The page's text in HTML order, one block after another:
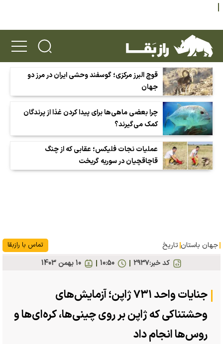
قوچ البرز مرکزی؛ گوسفند وحشی ایران در مرز دو
جهان
چرا بعضی ماهی‌ها برای پیدا کردن غذا از پرندگان
کمک می‌گیرند؟
عملیات نجات فلیکس؛ عقابی که از چنگ
قاچاقچیان در سوریه گریخت
جهان باستان تاریخ تماس با رازبقا
کد خبر:۲۹۳۷ 10 بهمن 1403 10:50
جنایات واحد ۷۳۱ ژاپن؛ آزمایش‌های
وحشتناکی که ژاپن بر روی چینی‌ها، کره‌ای‌ها و
روس‌ها انجام داد